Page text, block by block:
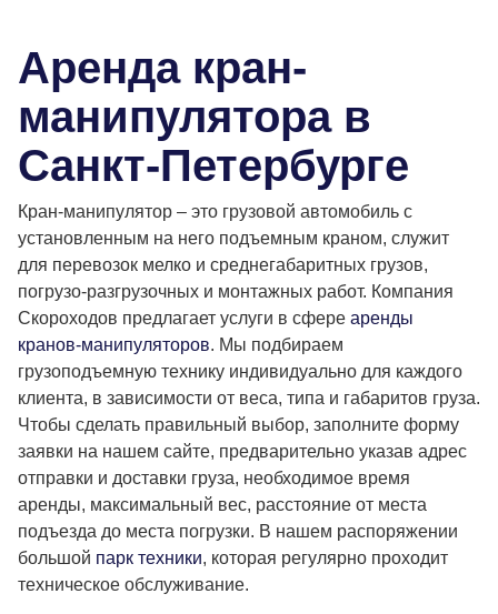
Аренда кран-
манипулятора в
Санкт-Петербурге
Кран-манипулятор – это грузовой автомобиль с
установленным на него подъемным краном, служит
для перевозок мелко и среднегабаритных грузов,
погрузо-разгрузочных и монтажных работ. Компания
Скороходов предлагает услуги в сфере аренды
кранов-манипуляторов. Мы подбираем
грузоподъемную технику индивидуально для каждого
клиента, в зависимости от веса, типа и габаритов груза.
Чтобы сделать правильный выбор, заполните форму
заявки на нашем сайте, предварительно указав адрес
отправки и доставки груза, необходимое время
аренды, максимальный вес, расстояние от места
подъезда до места погрузки. В нашем распоряжении
большой парк техники, которая регулярно проходит
техническое обслуживание.